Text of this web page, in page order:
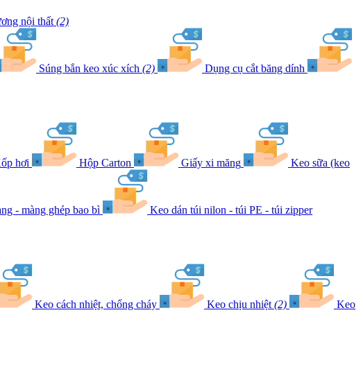
nội thất (2)
Súng bắn keo xúc xích (2) Dụng cụ cắt băng dính
hơi Hộp Carton Giấy xi măng Keo sữa (keo
- màng ghép bao bì Keo dán túi nilon - túi PE - túi zipper
Keo cách nhiệt, chống cháy Keo chịu nhiệt (2) Keo